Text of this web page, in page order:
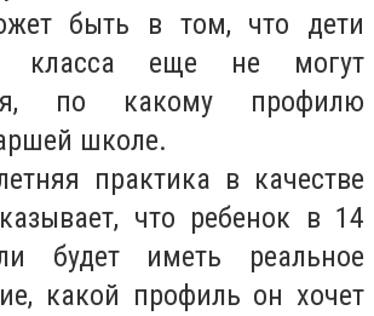
быть в том, что дети
класса еще не могут
по какому профилю
школе.
практика в качестве
что ребенок в 14
будет иметь реальное
какой профиль он хочет